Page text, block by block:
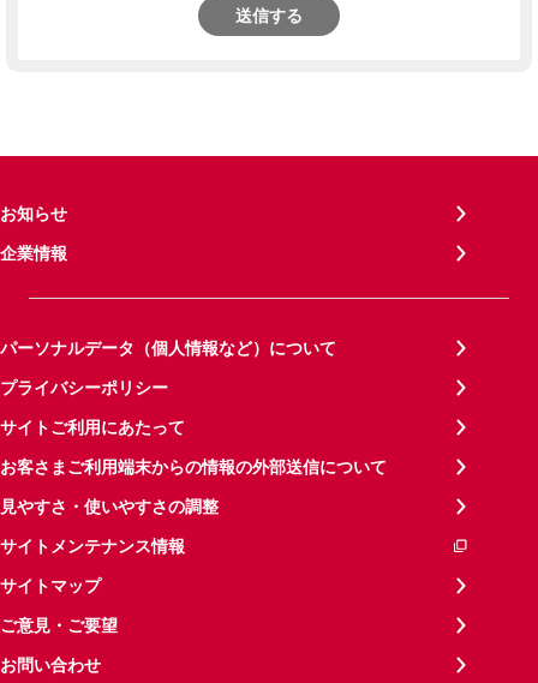
送信する
お知らせ
企業情報
パーソナルデータ（個人情報など）について
プライバシーポリシー
サイトご利用にあたって
お客さまご利用端末からの情報の外部送信について
見やすさ・使いやすさの調整
サイトメンテナンス情報
サイトマップ
ご意見・ご要望
お問い合わせ